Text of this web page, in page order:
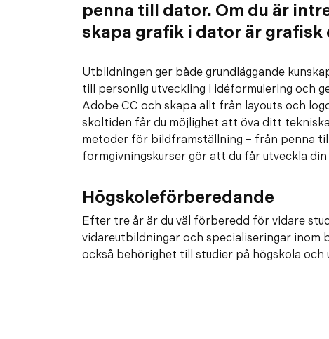
penna till dator. Om du är
skapa grafik i dator är
Utbildningen ger både grundläggande
till personlig utveckling i idéformulering och
Adobe CC och skapa allt från layouts och
skoltiden får du möjlighet att öva ditt
metoder för bildframställning – från penna
formgivningskurser gör att du får utveckla
Högskoleförberedande
Efter tre år är du väl förberedd för vidare
vidareutbildningar och specialiseringar
också behörighet till studier på högskola